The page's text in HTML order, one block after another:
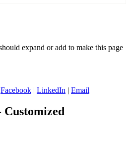
expand or add to make this page
Facebook | LinkedIn | Email